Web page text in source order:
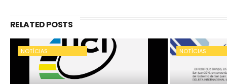
RELATED POSTS
NOTÍCIAS NOTÍCIAS